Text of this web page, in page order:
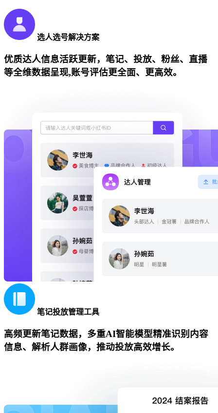
选人选号解决方案
优质达人信息活跃更新，笔记、投放、粉丝、直播
等全维数据呈现,账号评估更全面、更高效。
笔记投放管理工具
高频更新笔记数据，多重AI智能模型精准识别内容
信息、解析人群画像，推动投放高效增长。